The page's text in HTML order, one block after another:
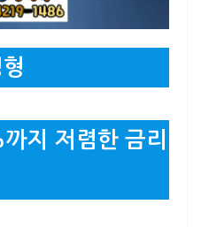
지 저렴한 금리